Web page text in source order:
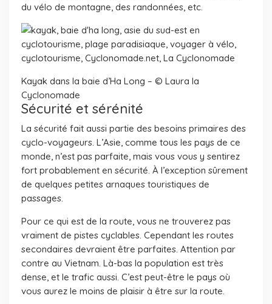
du vélo de montagne, des randonnées, etc.
Kayak dans la baie d’Ha Long – © Laura la
Cyclonomade
Sécurité et sérénité
La sécurité fait aussi partie des besoins primaires des
cyclo-voyageurs. L’Asie, comme tous les pays de ce
monde, n’est pas parfaite, mais vous vous y sentirez
fort probablement en sécurité. À l’exception sûrement
de quelques petites arnaques touristiques de
passages.
Pour ce qui est de la route, vous ne trouverez pas
vraiment de pistes cyclables. Cependant les routes
secondaires devraient être parfaites. Attention par
contre au Vietnam. Là-bas la population est très
dense, et le trafic aussi. C’est peut-être le pays où
vous aurez le moins de plaisir à être sur la route.